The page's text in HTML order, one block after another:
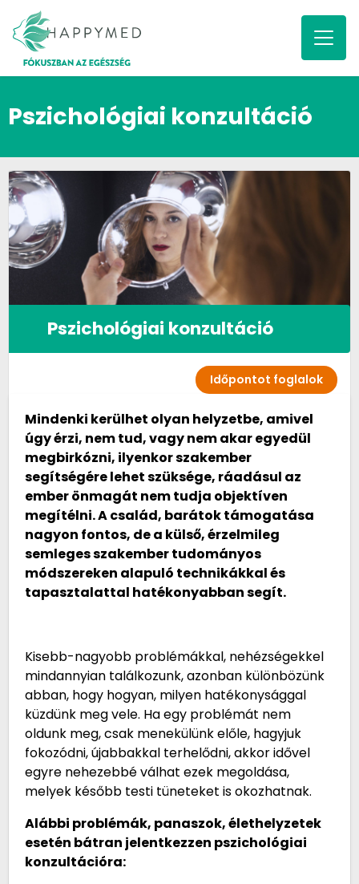
Pszichológiai konzultáció
Pszichológiai konzultáció
Időpontot foglalok
Mindenki kerülhet olyan helyzetbe, amivel
úgy érzi, nem tud, vagy nem akar egyedül
megbirkózni, ilyenkor szakember
segítségére lehet szüksége, ráadásul az
ember önmagát nem tudja objektíven
megítélni. A család, barátok támogatása
nagyon fontos, de a külső, érzelmileg
semleges szakember tudományos
módszereken alapuló technikákkal és
tapasztalattal hatékonyabban segít.
Kisebb-nagyobb problémákkal, nehézségekkel
mindannyian találkozunk, azonban különbözünk
abban, hogy hogyan, milyen hatékonysággal
küzdünk meg vele. Ha egy problémát nem
oldunk meg, csak menekülünk előle, hagyjuk
fokozódni, újabbakkal terhelődni, akkor idővel
egyre nehezebbé válhat ezek megoldása,
melyek később testi tüneteket is okozhatnak.
Alábbi problémák, panaszok, élethelyzetek
esetén bátran jelentkezzen pszichológiai
konzultációra: